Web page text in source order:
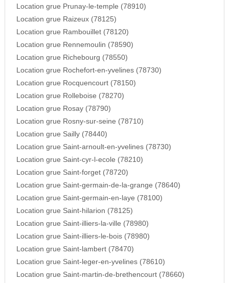
Location grue Prunay-le-temple (78910)
Location grue Raizeux (78125)
Location grue Rambouillet (78120)
Location grue Rennemoulin (78590)
Location grue Richebourg (78550)
Location grue Rochefort-en-yvelines (78730)
Location grue Rocquencourt (78150)
Location grue Rolleboise (78270)
Location grue Rosay (78790)
Location grue Rosny-sur-seine (78710)
Location grue Sailly (78440)
Location grue Saint-arnoult-en-yvelines (78730)
Location grue Saint-cyr-l-ecole (78210)
Location grue Saint-forget (78720)
Location grue Saint-germain-de-la-grange (78640)
Location grue Saint-germain-en-laye (78100)
Location grue Saint-hilarion (78125)
Location grue Saint-illiers-la-ville (78980)
Location grue Saint-illiers-le-bois (78980)
Location grue Saint-lambert (78470)
Location grue Saint-leger-en-yvelines (78610)
Location grue Saint-martin-de-brethencourt (78660)